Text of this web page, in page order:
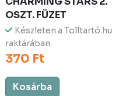
OSZT. FÜZET
Készleten a Tolltartó.hu
raktárában
370 Ft
Kosárba